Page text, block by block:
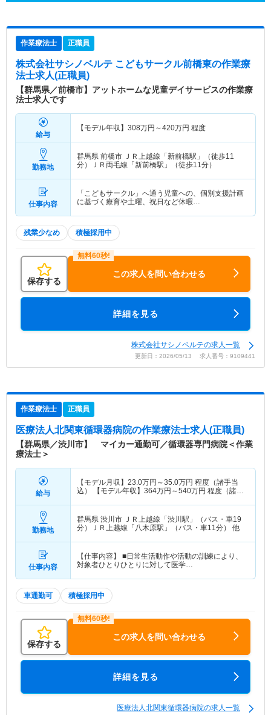
作業療法士 正職員
株式会社サシノベルテ こどもサークル前橋東の作業療
法士求人(正職員)
【群馬県／前橋市】アットホームな児童デイサービスの作業療
法士求人です
給与
【モデル年収】 308万円～420万円 程度
勤務地
群馬県 前橋市 ＪＲ上越線「新前橋駅」（徒歩11
分）ＪＲ両毛線「新前橋駅」（徒歩11分）
仕事内容
「こどもサークル」へ通う児童への、個別支援計画
に基づく療育や土曜、祝日など休暇…
残業少なめ 積極採用中
保存する
この求人を問い合わせる
詳細を見る
株式会社サシノベルテの求人一覧
更新日：2026/05/13 求人番号：9109441
作業療法士 正職員
医療法人北関東循環器病院の作業療法士求人(正職員)
【群馬県／渋川市】 マイカー通勤可／循環器専門病院＜作業
療法士＞
給与
【モデル月収】 23.0万円～35.0万円 程度（諸手当
込） 【モデル年収】 364万円～540万円 程度（諸手
勤務地
群馬県 渋川市 ＪＲ上越線「渋川駅」（バス・車19
分）ＪＲ上越線「八木原駅」（バス・車11分） 他
仕事内容
【仕事内容】 ■日常生活動作や活動の訓練により、
対象者ひとりひとりに対して医学…
車通勤可 積極採用中
保存する
この求人を問い合わせる
詳細を見る
医療法人北関東循環器病院の求人一覧